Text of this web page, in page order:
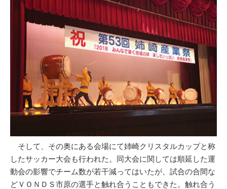
そして、その奥にある会場にて姉崎クリスタルカップと称
したサッカー大会も行われた。同大会に関しては順延した運
動会の影響でチーム数が若干減ってはいたが、試合の合間な
どＶＯＮＤＳ市原の選手と触れ合うこともできた。触れ合う